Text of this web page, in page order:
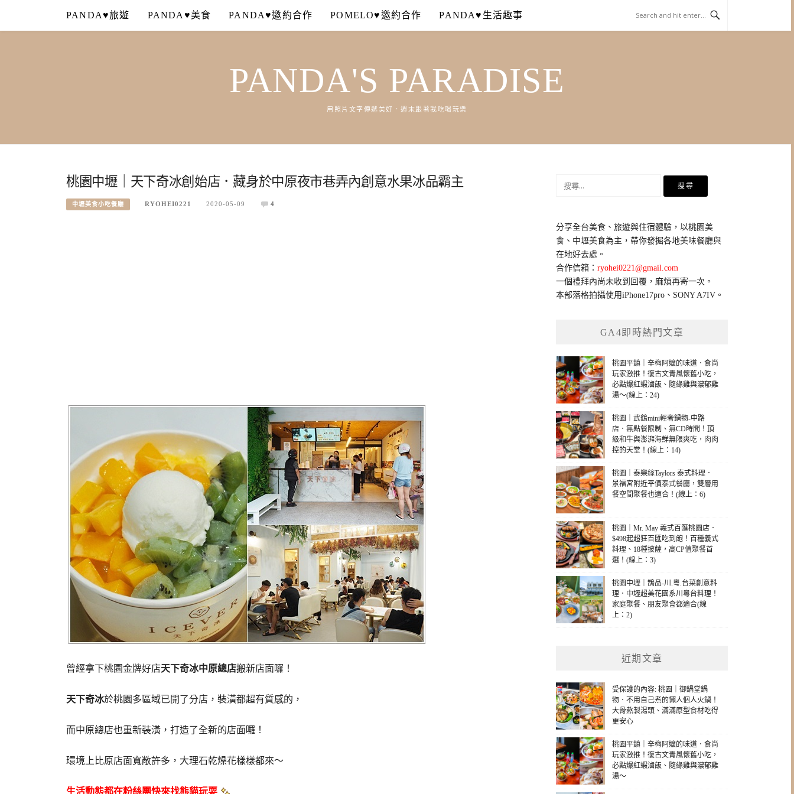
content
PANDA♥旅遊 PANDA♥美食 PANDA♥邀約合作 POMELO♥邀約合作 PANDA♥生活趣事
PANDA'S PARADISE
用照片文字傳遞美好．週末跟著我吃喝玩樂
桃園中壢｜天下奇冰創始店．藏身於中原夜市巷弄內創意水果冰品霸主
中壢美食小吃餐廳 RYOHEI0221 2020-05-09 4
曾經拿下桃園金牌好店天下奇冰中原總店搬新店面囉！
天下奇冰於桃園多區域已開了分店，裝潢都超有質感的，
而中原總店也重新裝潢，打造了全新的店面囉！
環境上比原店面寬敞許多，大理石乾燥花樣樣都來～
生活動態都在粉絲團快來找熊貓玩耍
鍵
字:
分享全台美食、旅遊與住宿體驗，以桃園美
食、中壢美食為主，帶你發掘各地美味餐廳與
在地好去處。
合作信箱：ryohei0221@gmail.com
一個禮拜內尚未收到回覆，麻煩再寄一次。
本部落格拍攝使用iPhone17pro、SONY A7IV。
GA4即時熱門文章
桃園平鎮｜辛梅阿嬤的味道．食尚
玩家激推！復古文青風懷舊小吃，
必點爆紅蝦滷飯、隨緣雞與濃郁雞
湯～(線上：24)
桃園｜武鶴mini輕奢鍋物-中路
店．無點餐限制、無CD時間！頂
級和牛與澎湃海鮮無限爽吃，肉肉
控的天堂！(線上：14)
桃園｜泰樂絲Taylors 泰式料理．
景福宮附近平價泰式餐廳，雙層用
餐空間聚餐也適合！(線上：6)
桃園｜Mr. May 義式百匯桃園店．
$498起超狂百匯吃到飽！百種義式
料理、18種披薩，高CP值聚餐首
選！(線上：3)
桃園中壢｜鵲品-川.粵.台菜創意料
理．中壢超美花園系川粵台料理！
家庭聚餐、朋友聚會都適合(線
上：2)
近期文章
受保護的內容: 桃園｜御鍋堂鍋
物．不用自己煮的懶人個人火鍋！
大骨熬製湯頭、滿滿原型食材吃得
更安心
桃園平鎮｜辛梅阿嬤的味道．食尚
玩家激推！復古文青風懷舊小吃，
必點爆紅蝦滷飯、隨緣雞與濃郁雞
湯～